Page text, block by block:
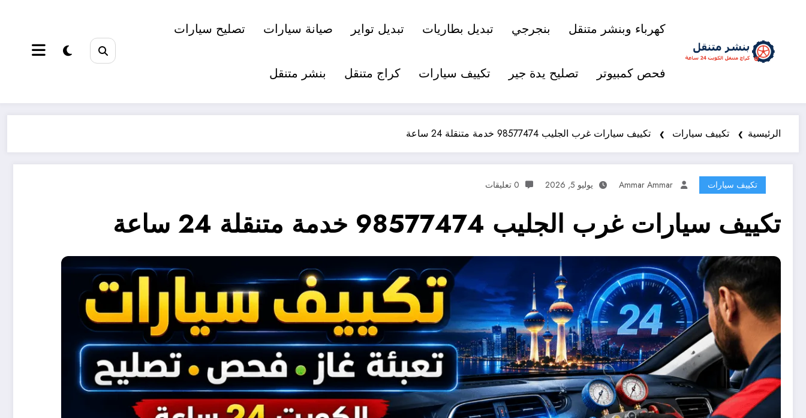
كهرباء وبنشر متنقل بنجرجي تبديل بطاريات تبديل تواير صيانة سيارات تصليح سيارات
فحص كمبيوتر تصليح يدة جير تكييف سيارات كراج متنقل بنشر متنقل
الرئيسية تكييف سيارات تكييف سيارات غرب الجليب 98577474 خدمة متنقلة 24 ساعة
تكييف سيارات Ammar Ammar يوليو 5, 2026 0 تعليقات
تكييف سيارات غرب الجليب 98577474 خدمة متنقلة 24 ساعة